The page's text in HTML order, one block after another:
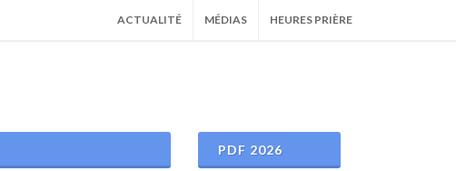
ACTUALITÉ MÉDIAS HEURES PRIÈRE
PDF 2026